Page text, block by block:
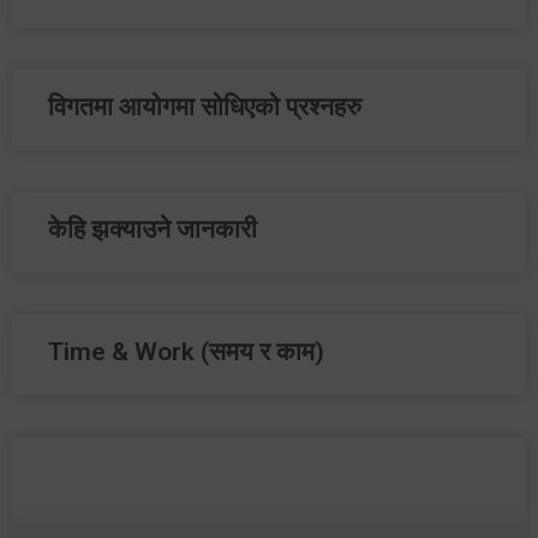
विगतमा आयोगमा सोधिएको प्रश्‍नहरु
केहि झक्याउने जानकारी
Time & Work (समय र काम)